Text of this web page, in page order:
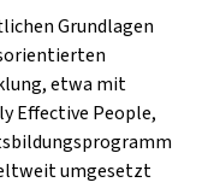
Grundlagen
etwa mit
Effective People,
umgesetzt